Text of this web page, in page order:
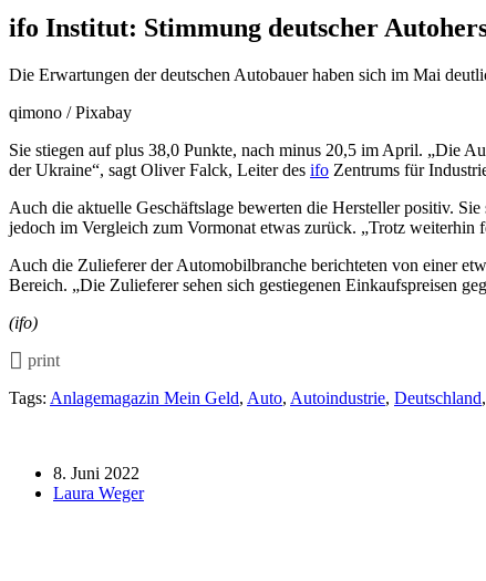
ifo Institut: Stimmung deutscher
Die Erwartungen der deutschen Autobauer haben sich im Mai
qimono / Pixabay
Sie stiegen auf plus 38,0 Punkte, nach minus 20,5 im April. „Die
der Ukraine“, sagt Oliver Falck, Leiter des ifo Zentrums für
Auch die aktuelle Geschäftslage bewerten die Hersteller positiv.
jedoch im Vergleich zum Vormonat etwas zurück. „Trotz
Auch die Zulieferer der Automobilbranche berichteten von einer
Bereich. „Die Zulieferer sehen sich gestiegenen Einkaufspreisen
(ifo)
print
Tags: Anlagemagazin Mein Geld, Auto, Autoindustrie, Deutschland,
8. Juni 2022
Laura Weger